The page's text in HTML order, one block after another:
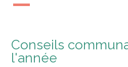
Conseils
l'année